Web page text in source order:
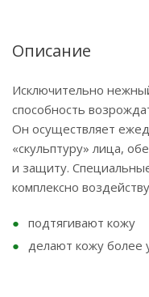
Описание
Исключительно
способность
Он осуществляет
«скульптуру» лица,
и защиту.
комплексно
подтягивают кожу
делают кожу более